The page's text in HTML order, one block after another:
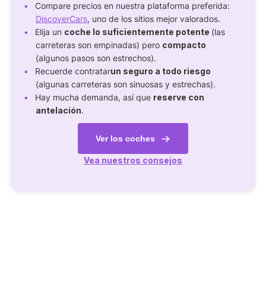
Compare precios en nuestra plataforma preferida:
DiscoverCars, uno de los sitios mejor valorados.
Elija un coche lo suficientemente potente (las
carreteras son empinadas) pero compacto
(algunos pasos son estrechos).
Recuerde contratarun seguro a todo riesgo
(algunas carreteras son sinuosas y estrechas).
Hay mucha demanda, así que reserve con
antelación.
Ver los coches
Vea nuestros consejos